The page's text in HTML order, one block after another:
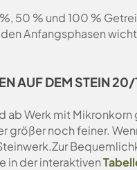
50 % und 100 %
Anfangsphasen
AUF DEM STEIN
ab Werk mit
größer noch feiner.
Zur
in der interaktiven